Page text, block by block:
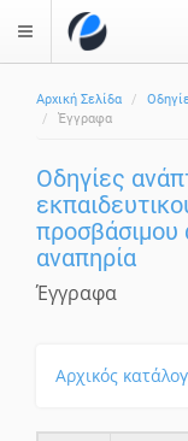
$langMenu
Αρχική Σελίδα
Έγγραφα
Οδηγίες
προσβάσιμου
αναπηρία
Έγγραφα
Αρχικός